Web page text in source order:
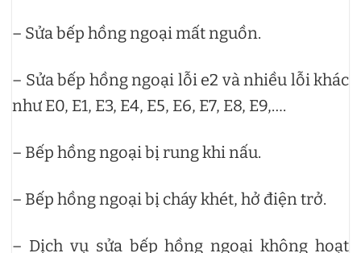
– Sửa bếp hồng ngoại mất nguồn.
– Sửa bếp hồng ngoại lỗi e2 và nhiều lỗi khác
như E0, E1, E3, E4, E5, E6, E7, E8, E9,….
– Bếp hồng ngoại bị rung khi nấu.
– Bếp hồng ngoại bị cháy khét, hở điện trở.
– Dịch vụ sửa bếp hồng ngoại không hoạt